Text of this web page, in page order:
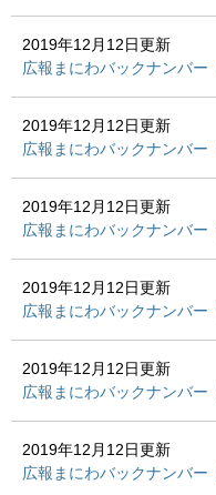
2019年12月12日更新
広報まにわバックナンバー
2019年12月12日更新
広報まにわバックナンバー
2019年12月12日更新
広報まにわバックナンバー
2019年12月12日更新
広報まにわバックナンバー
2019年12月12日更新
広報まにわバックナンバー
2019年12月12日更新
広報まにわバックナンバー